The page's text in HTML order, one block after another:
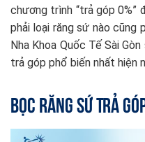
chương trình “trả góp 0%”
phải loại răng sứ nào cũng
Nha Khoa Quốc Tế Sài
trả góp phổ biến nhất hiện
Bọc Răng Sứ Trả